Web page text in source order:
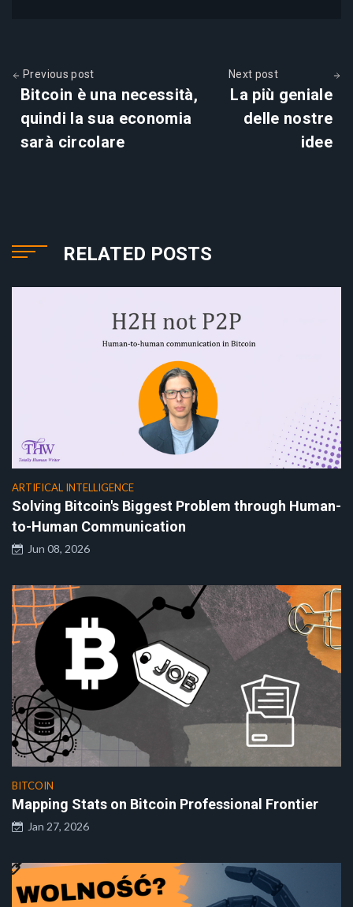
Previous post
Bitcoin è una necessità,
quindi la sua economia
sarà circolare
Next post
La più geniale
delle nostre
idee
RELATED POSTS
ARTIFICAL INTELLIGENCE
Solving Bitcoin's Biggest Problem through Human-
to-Human Communication
Jun 08, 2026
BITCOIN
Mapping Stats on Bitcoin Professional Frontier
Jan 27, 2026